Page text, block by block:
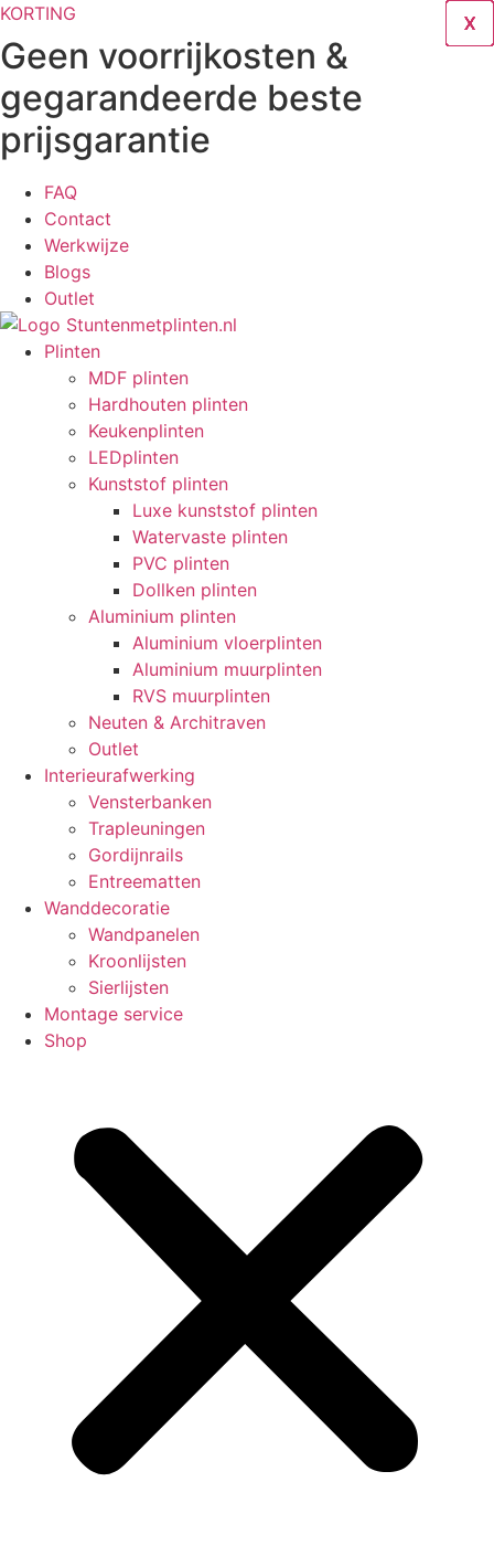
Ga
naar
de
inhoud
KORTING
Geen voorrijkosten &
gegarandeerde beste
prijsgarantie
FAQ
Contact
Werkwijze
Blogs
Outlet
Plinten
MDF plinten
Hardhouten plinten
Keukenplinten
LEDplinten
Kunststof plinten
Luxe kunststof plinten
Watervaste plinten
PVC plinten
Dollken plinten
Aluminium plinten
Aluminium vloerplinten
Aluminium muurplinten
RVS muurplinten
Neuten & Architraven
Outlet
Interieurafwerking
Vensterbanken
Trapleuningen
Gordijnrails
Entreematten
Wanddecoratie
Wandpanelen
Kroonlijsten
Sierlijsten
Montage service
Shop
X
X
X
X
X
X
X
X